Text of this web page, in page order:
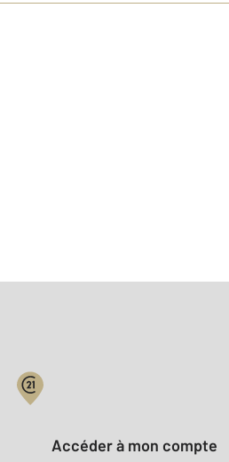
Votre compte :
Accéder à mon compte